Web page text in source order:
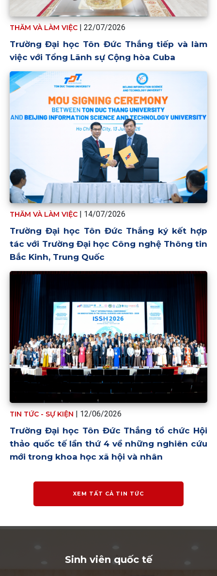
THĂM VÀ LÀM VIỆC | 22/07/2026
Trường Đại học Tôn Đức Thắng tiếp và làm
việc với Tổng Lãnh sự Cộng hòa Cuba
THĂM VÀ LÀM VIỆC | 14/07/2026
Trường Đại học Tôn Đức Thắng ký kết hợp
tác với Trường Đại học Công nghệ Thông tin
Bắc Kinh, Trung Quốc
TIN TỨC - SỰ KIỆN | 12/06/2026
Trường Đại học Tôn Đức Thắng tổ chức Hội
thảo quốc tế lần thứ 4 về những nghiên cứu
mới trong khoa học xã hội và nhân
XEM TẤT CẢ TIN TỨC
Sinh viên quốc tế